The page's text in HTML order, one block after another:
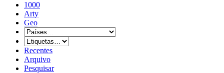
1000
Arty
Geo
Recentes
Arquivo
Pesquisar